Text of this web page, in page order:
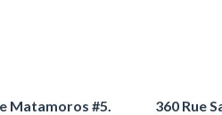
Matamoros #5.
360 Rue